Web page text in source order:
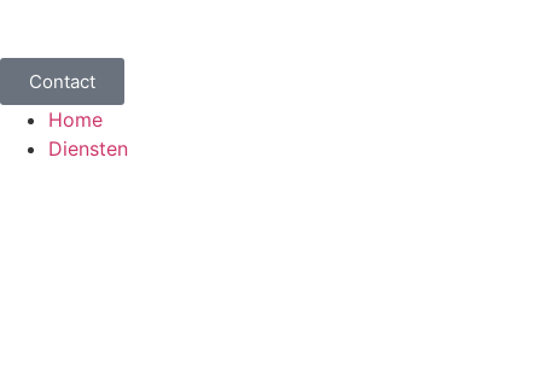
Contact
Home
Diensten